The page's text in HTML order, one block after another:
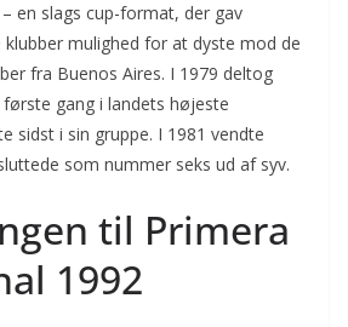
– en slags cup-format, der gav
mulighed for at dyste mod de
fra Buenos Aires. I 1979 deltog
gang i landets højeste
sidst i sin gruppe. I 1981 vendte
som nummer seks ud af syv.
til Primera
1992